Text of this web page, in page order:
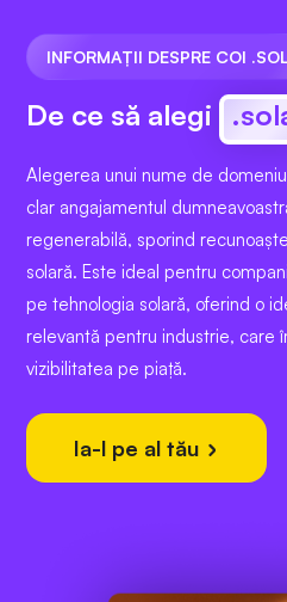
INFORMAȚII DESPRE COI
De ce să alegi
Alegerea unui nume de
clar angajamentul
regenerabilă, sporind
solară. Este ideal pentru
pe tehnologia solară, oferind o
relevantă pentru industrie, care
vizibilitatea pe piață.
Ia-l pe al tău